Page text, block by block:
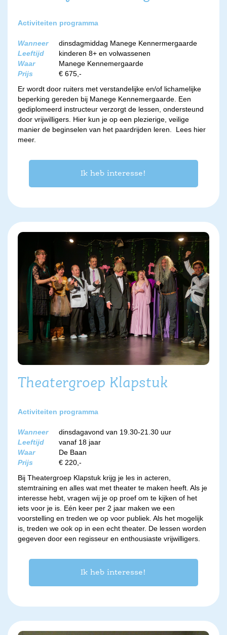
Activiteiten programma
Wanneer
dinsdagmiddag Manege Kennermergaarde
Leeftijd
kinderen 8+ en volwassenen
Waar
Manege Kennemergaarde
Prijs
€ 675,-
Er wordt door ruiters met verstandelijke en/of lichamelijke
beperking gereden bij Manege Kennemergaarde. Een
gediplomeerd instructeur verzorgt de lessen, ondersteund
door vrijwilligers. Hier kun je op een plezierige, veilige
manier de beginselen van het paardrijden leren. Lees hier
meer.
Ik heb interesse!
Theatergroep Klapstuk
Activiteiten programma
Wanneer
dinsdagavond van 19.30-21.30 uur
Leeftijd
vanaf 18 jaar
Waar
De Baan
Prijs
€ 220,-
Bij Theatergroep Klapstuk krijg je les in acteren,
stemtraining en alles wat met theater te maken heeft. Als je
interesse hebt, vragen wij je op proef om te kijken of het
iets voor je is. Eén keer per 2 jaar maken we een
voorstelling en treden we op voor publiek. Als het mogelijk
is, treden we ook op in een echt theater. De lessen worden
gegeven door een regisseur en enthousiaste vrijwilligers.
Ik heb interesse!